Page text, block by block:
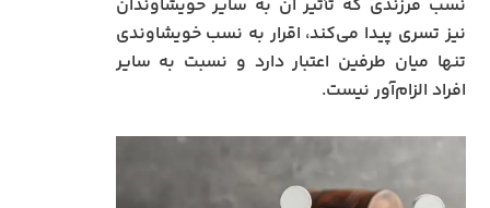
نسب فرزندی که تأثیر آن به سایر خویشاوندان
نیز تسری پیدا می‌کند، اقرار به نسب خویشاوندی
تنها میان طرفین اعتبار دارد و نسبت به سایر
افراد الزام‌آور نیست.